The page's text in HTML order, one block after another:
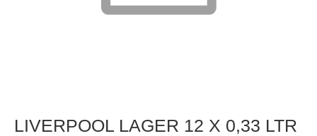
LIVERPOOL LAGER 12 X 0,33 LTR